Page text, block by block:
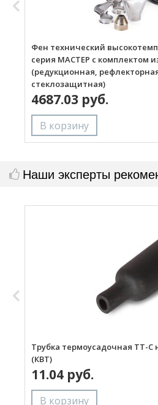
Фен технический
серия МАСТЕР с комплектом
(редукционная,
стеклозащитная)
4687.03 руб.
Наши эксперты
Трубка термоусадочная ТТ-С
(КВТ)
11.04 руб.